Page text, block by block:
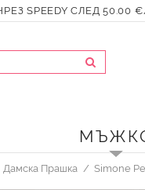
SPEEDY СЛЕД 50.00
Дамска Прашка Simone